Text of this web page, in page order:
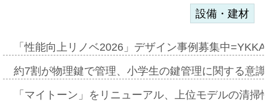
設備・建材
「性能向上リノベ2026」デザイン事例募集中
約7割が物理鍵で管理、小学生の鍵管理に関する意
「マイトーン」をリニューアル、上位モデルの清